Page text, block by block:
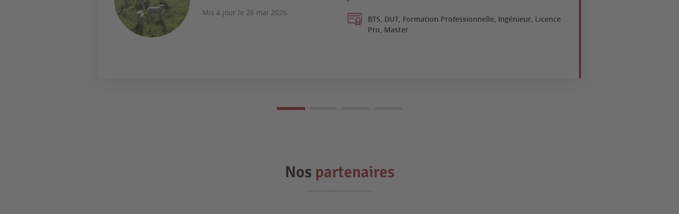
Mis à jour le 26 mai 2026
BTS, DUT, Formation Professionnelle, Ingénieur, Licence
Pro, Master
Nos partenaires